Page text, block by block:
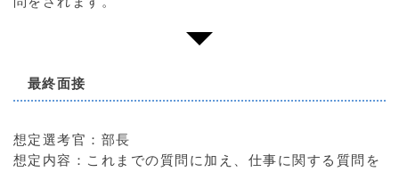
最終面接
想定選考官：部長
想定内容：これまでの質問に加え、仕事に関する質問を